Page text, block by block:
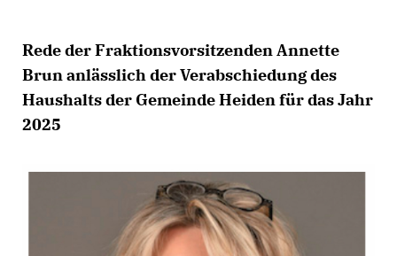
Rede der Fraktionsvorsitzenden Annette
Brun anlässlich der Verabschiedung des
Haushalts der Gemeinde Heiden für das Jahr
2025